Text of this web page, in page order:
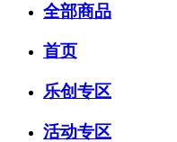
全部商品
首页
乐创专区
活动专区